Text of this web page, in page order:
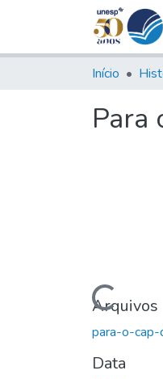
Início
Para
Carregando...
Arquivos
para-o-cap-
Data